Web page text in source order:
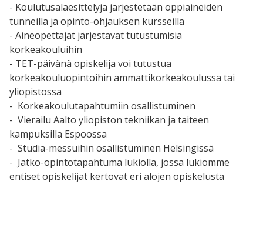
- Koulutusalaesittelyjä järjestetään oppiaineiden
tunneilla ja opinto-ohjauksen kursseilla
- Aineopettajat järjestävät tutustumisia
korkeakouluihin
- TET-päivänä opiskelija voi tutustua
korkeakouluopintoihin ammattikorkeakoulussa tai
yliopistossa
- Korkeakoulutapahtumiin osallistuminen
- Vierailu Aalto yliopiston tekniikan ja taiteen
kampuksilla Espoossa
- Studia-messuihin osallistuminen Helsingissä
- Jatko-opintotapahtuma lukiolla, jossa lukiomme
entiset opiskelijat kertovat eri alojen opiskelusta